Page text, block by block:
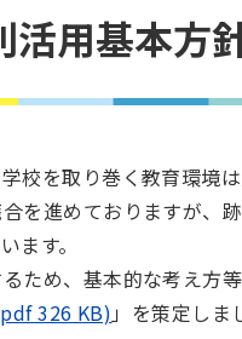
活用基本方
校を取り巻く教育環境
を進めておりますが、
ます。
ため、基本的な考え方
326 KB) 」を策定しま